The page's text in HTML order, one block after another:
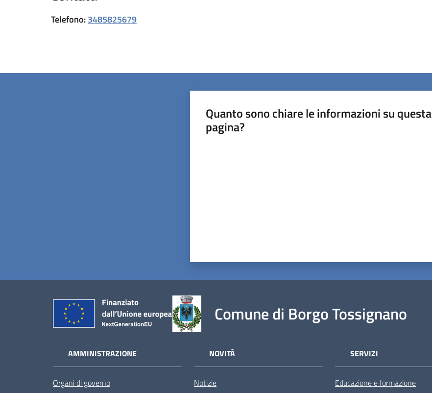
Telefono:3485825679
Quanto sono chiare le informazioni su questa
pagina?
Comune di Borgo Tossignano
AMMINISTRAZIONE
Organi di governo
NOVITÀ
Notizie
SERVIZI
Educazione e formazione